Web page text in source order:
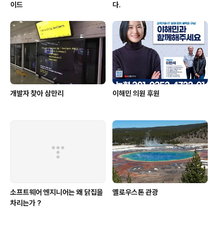
이드
다.
개발자 찾아 삼만리 이해민 의원 후원
소프트웨어 엔지니어는 왜 닭집을
차리는가 ?
옐로우스톤 관광